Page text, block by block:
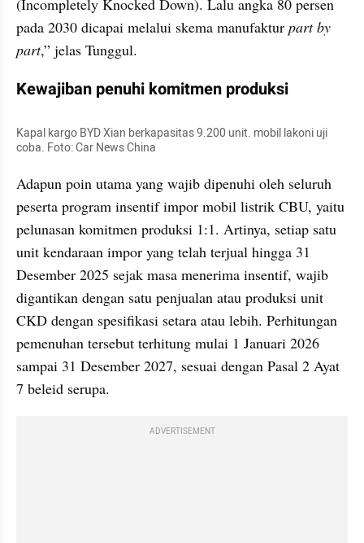
(Incompletely Knocked Down). Lalu angka 80 persen
pada 2030 dicapai melalui skema manufaktur part by
part,” jelas Tunggul.
Kewajiban penuhi komitmen produksi
Kapal kargo BYD Xian berkapasitas 9.200 unit. mobil lakoni uji
coba. Foto: Car News China
Adapun poin utama yang wajib dipenuhi oleh seluruh
peserta program insentif impor mobil listrik CBU, yaitu
pelunasan komitmen produksi 1:1. Artinya, setiap satu
unit kendaraan impor yang telah terjual hingga 31
Desember 2025 sejak masa menerima insentif, wajib
digantikan dengan satu penjualan atau produksi unit
CKD dengan spesifikasi setara atau lebih. Perhitungan
pemenuhan tersebut terhitung mulai 1 Januari 2026
sampai 31 Desember 2027, sesuai dengan Pasal 2 Ayat
7 beleid serupa.
ADVERTISEMENT